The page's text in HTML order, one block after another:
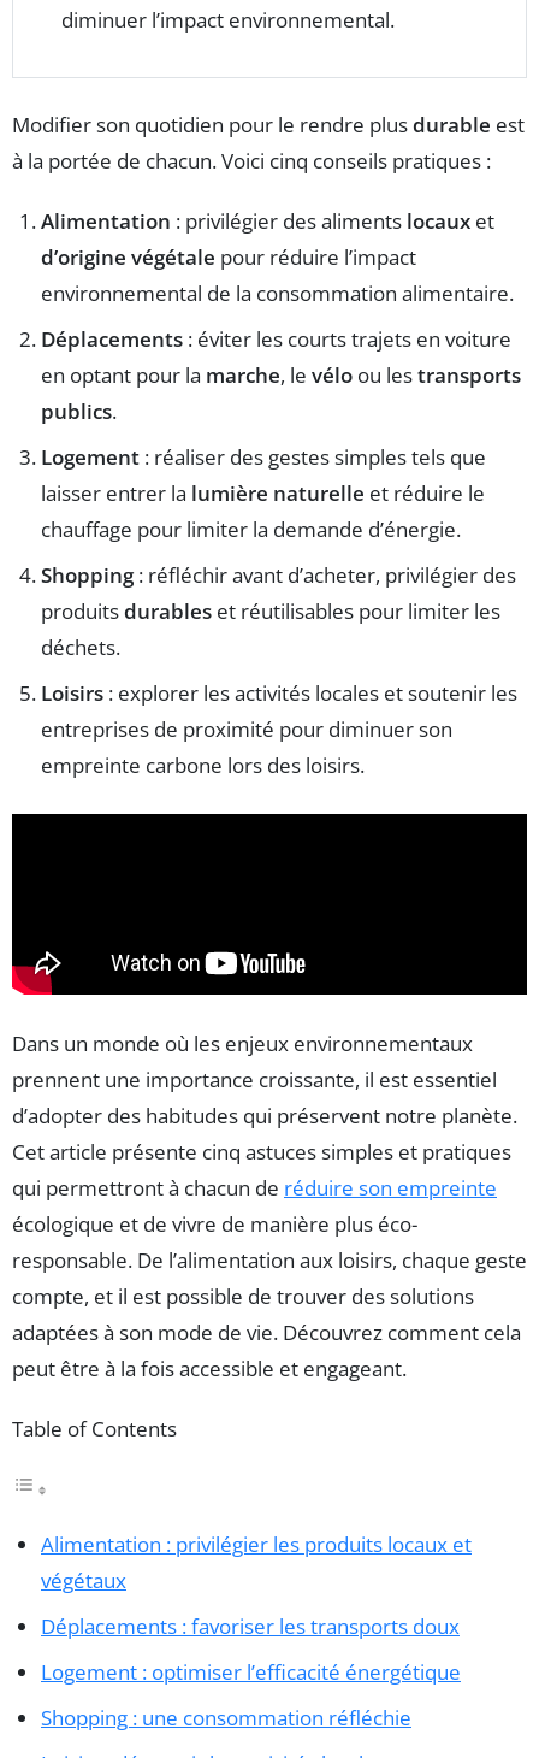
diminuer l’impact environnemental.
Modifier son quotidien pour le rendre plusdurable est
à la portée de chacun. Voici cinq conseils pratiques :
Alimentation : privilégier des aliments locaux et
d’origine végétale pour réduire l’impact
environnemental de la consommation alimentaire.
Déplacements : éviter les courts trajets en voiture
en optant pour la marche, le vélo ou lestransports
publics.
Logement : réaliser des gestes simples tels que
laisser entrer la lumière naturelle et réduire le
chauffage pour limiter la demande d’énergie.
Shopping: réfléchir avant d’acheter, privilégier des
produitsdurables et réutilisables pour limiter les
déchets.
Loisirs : explorer les activités locales et soutenir les
entreprises de proximité pour diminuer son
empreinte carbone lors des loisirs.
Dans un monde où les enjeux environnementaux
prennent une importance croissante, il est essentiel
d’adopter des habitudes qui préservent notre planète.
Cet article présente cinq astuces simples et pratiques
qui permettront à chacun de réduire son empreinte
écologique et de vivre de manière plus éco-
responsable. De l’alimentation aux loisirs, chaque geste
compte, et il est possible de trouver des solutions
adaptées à son mode de vie. Découvrez comment cela
peut être à la fois accessible et engageant.
Table of Contents
Alimentation : privilégier les produits locaux et
végétaux
Déplacements : favoriser les transports doux
Logement : optimiser l’efficacité énergétique
Shopping : une consommation réfléchie